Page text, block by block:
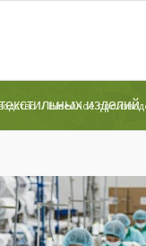
изделий
/ Швейное